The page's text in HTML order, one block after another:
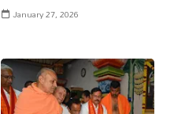
January 27, 2026